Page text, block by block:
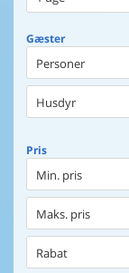
Gæster
Personer
Husdyr
Pris
Min. pris
Maks. pris
Rabat